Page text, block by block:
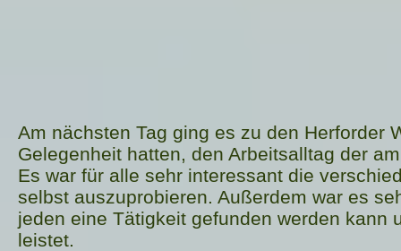
Am nächsten Tag ging es zu den Herforder
Gelegenheit hatten, den Arbeitsalltag der
Es war für alle sehr interessant die
selbst auszuprobieren. Außerdem war es
jeden eine Tätigkeit gefunden werden kann
leistet.